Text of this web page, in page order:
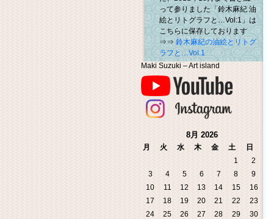
って参りました「鈴木麻紀 油
絵とリトグラフと…Vol:1」は
こちらに保存しております
⇒⇒ 鈴木麻紀の油絵とリトグ
ラフと…Vol.1
Maki Suzuki – Art island
8月 2026
月 火 水 木 金 土
日
1
2
3
4 5 6 7 8
9
10
11 12 13 14 15
16
17
18 19 20 21 22
23
24
25 26 27 28 29
30